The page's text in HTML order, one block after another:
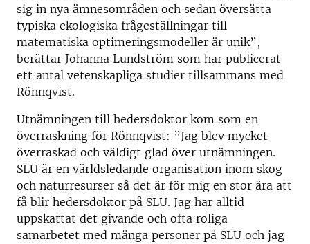
sig in nya ämnesområden och sedan översätta
typiska ekologiska frågeställningar till
matematiska optimeringsmodeller är unik”,
berättar Johanna Lundström som har publicerat
ett antal vetenskapliga studier tillsammans med
Rönnqvist.
Utnämningen till hedersdoktor kom som en
överraskning för Rönnqvist: ”Jag blev mycket
överraskad och väldigt glad över utnämningen.
SLU är en världsledande organisation inom skog
och naturresurser så det är för mig en stor ära att
få blir hedersdoktor på SLU. Jag har alltid
uppskattat det givande och ofta roliga
samarbetet med många personer på SLU och jag